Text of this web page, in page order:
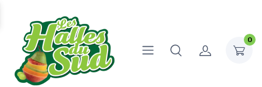
0
Accueil Sujets identifiés “Healthy”